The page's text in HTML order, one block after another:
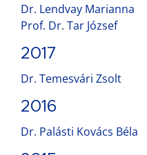
Dr. Lendvay Marianna
Prof. Dr. Tar József
2017
Dr. Temesvári Zsolt
2016
Dr. Palásti Kovács Béla